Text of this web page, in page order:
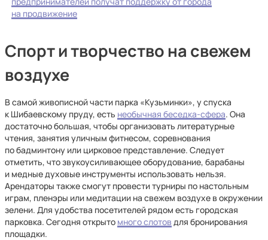
на продвижение
Спорт и творчество на свежем
воздухе
В самой живописной части парка «Кузьминки», у спуска
к Шибаевскому пруду, есть необычная беседка-сфера. Она
достаточно большая, чтобы организовать литературные
чтения, занятия уличным фитнесом, соревнования
по бадминтону или цирковое представление. Следует
отметить, что звукоусиливающее оборудование, барабаны
и медные духовые инструменты использовать нельзя.
Арендаторы также смогут провести турниры по настольным
играм, пленэры или медитации на свежем воздухе в окружении
зелени. Для удобства посетителей рядом есть городская
парковка. Сегодня открыто много слотов для бронирования
площадки.